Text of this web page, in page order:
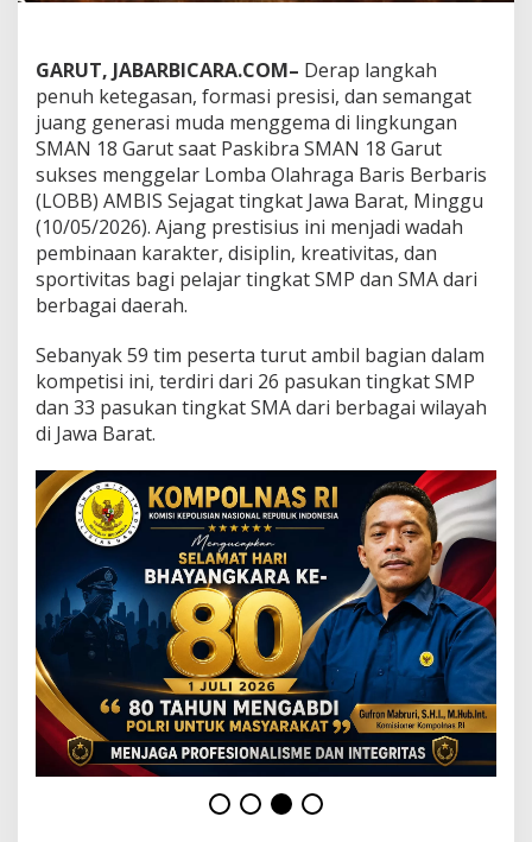
e
g
a
S
M
A
N
1
8
G
a
t
J
a
d
a
g
n
e
t
5
9
T
i
m
S
e
-
J
a
w
a
GARUT, JABARBICARA.COM– Derap langkah
penuh ketegasan, formasi presisi, dan semangat
juang generasi muda menggema di lingkungan
SMAN 18 Garut saat Paskibra SMAN 18 Garut
sukses menggelar Lomba Olahraga Baris Berbaris
(LOBB) AMBIS Sejagat tingkat Jawa Barat, Minggu
(10/05/2026). Ajang prestisius ini menjadi wadah
pembinaan karakter, disiplin, kreativitas, dan
sportivitas bagi pelajar tingkat SMP dan SMA dari
berbagai daerah.
Sebanyak 59 tim peserta turut ambil bagian dalam
kompetisi ini, terdiri dari 26 pasukan tingkat SMP
dan 33 pasukan tingkat SMA dari berbagai wilayah
di Jawa Barat.